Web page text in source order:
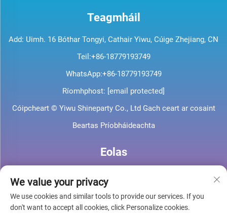
Teagmháil
Add: Uimh. 16 Bóthar Tongyi, Cathair Yiwu, Cúige Zhejiang, CN
Teil:+86-18779193749
WhatsApp:+86-18779193749
Ríomhphost: [email protected]
Cóipcheart © Yiwu Shineparty Co., Ltd Gach ceart ar cosaint
Beartas Príobháideachta
Eolas
seachtúil
We value your privacy
We use cookies and similar tools to provide our services. If you
don't want to accept all cookies, click Personalize cookies.